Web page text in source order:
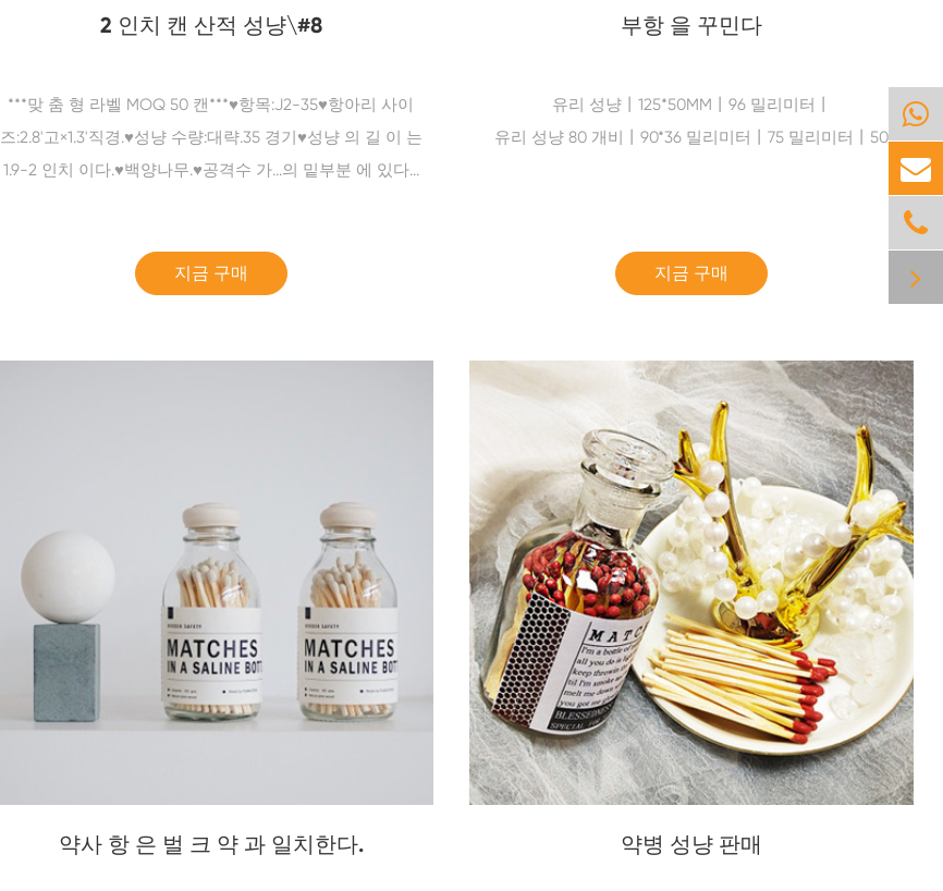
2 인치 캔 산적 성냥\#8
***맞 춤 형 라벨 MOQ 50 캔***♥항목:J2-35♥항아리 사이
즈:2.8'고×1.3'직경.♥성냥 수량:대략.35 경기♥성냥 의 길 이 는
1.9-2 인치 이다.♥백양나무.♥공격수 가...의 밑부분 에 있다...
지금 구매
부항 을 꾸민다
유리 성냥丨125*50MM丨96 밀리미터丨
유리 성냥 80 개비丨90*36 밀리미터丨75 밀리미터丨50
지금 구매
약사 항 은 벌 크 약 과 일치한다. 약병 성냥 판매